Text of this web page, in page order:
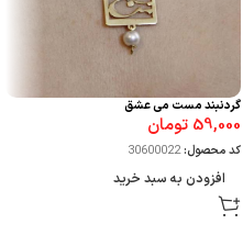
گردنبند مست می عشق
59,000 تومان
کد محصول:30600022
افزودن به سبد خرید